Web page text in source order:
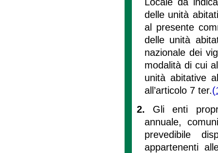
delle unità
al presente
delle unità
nazionale dei
modalità di cui
unità abitative
all’articolo 7 ter.
2. Gli enti
annuale,
prevedibile
appartenenti